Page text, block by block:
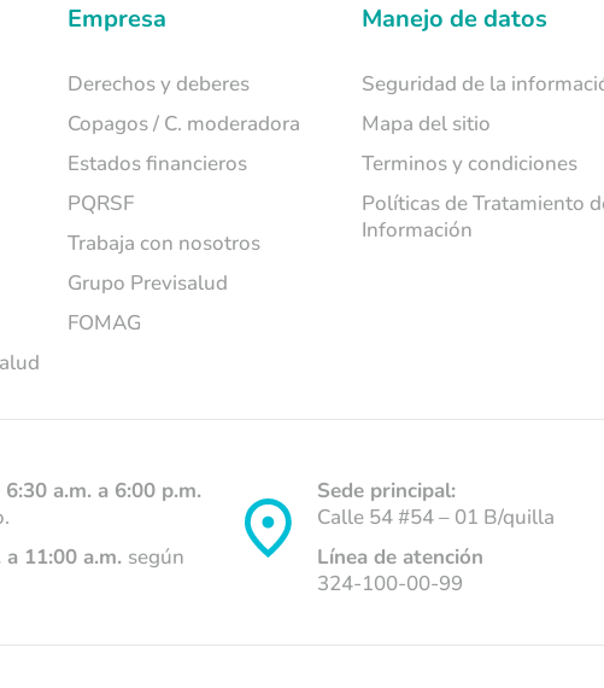
Empresa
Derechos y deberes
Copagos / C. moderadora
Estados financieros
PQRSF
Trabaja con nosotros
Grupo Previsalud
FOMAG
Manejo de datos
Seguridad de la
Mapa del sitio
Terminos y condiciones
Políticas de Tratamiento
Información
a.m. a 6:00 p.m.
a 11:00 a.m. según
Sede principal:
Calle 54 #54 – 01 B/quilla
Línea de atención
324-100-00-99